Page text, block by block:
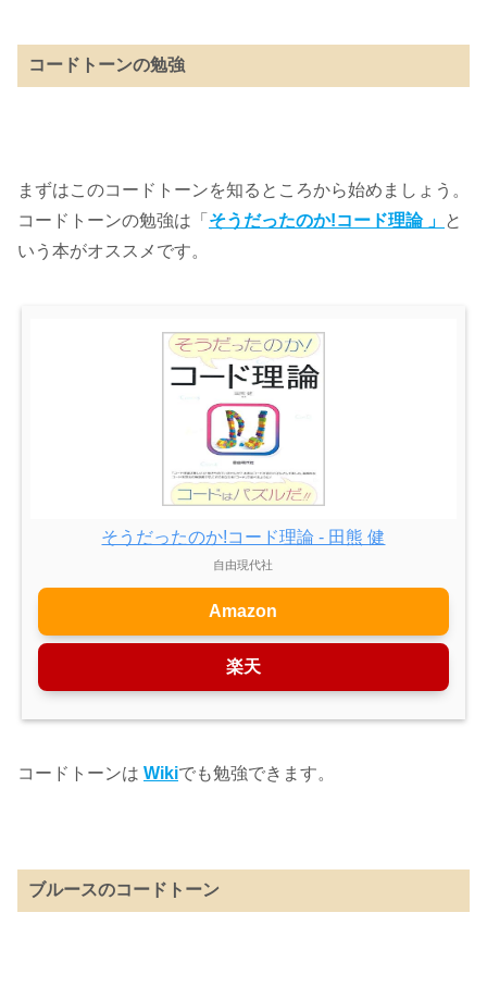
コードトーンの勉強
まずはこのコードトーンを知るところから始めましょう。
コードトーンの勉強は「 そうだったのか!コード理論 」 と
いう本がオススメです。
そうだったのか!コード理論 - 田熊 健
自由現代社
Amazon
楽天
コードトーンは Wikiでも勉強できます。
ブルースのコードトーン